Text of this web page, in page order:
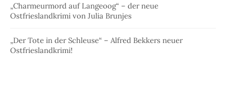
„Charmeurmord auf Langeoog“ – der neue
Ostfrieslandkrimi von Julia Brunjes
„Der Tote in der Schleuse“ – Alfred Bekkers neuer
Ostfrieslandkrimi!